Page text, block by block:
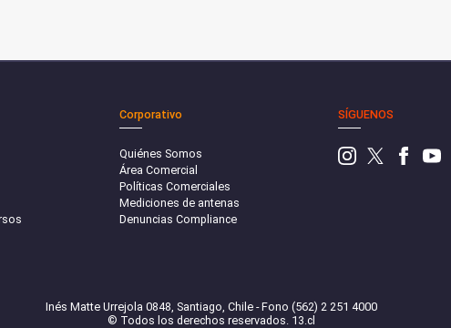
Corporativo
Quiénes Somos
Área Comercial
Políticas Comerciales
Mediciones de antenas
Denuncias Compliance
SÍGUENOS
Inés Matte Urrejola 0848, Santiago, Chile - Fono (562) 2 251 4000
© Todos los derechos reservados. 13.cl